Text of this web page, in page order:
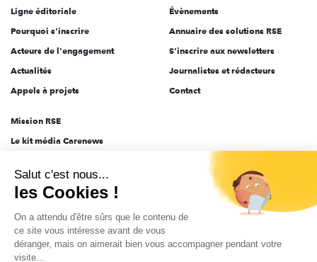
Ligne éditoriale
Pourquoi s'inscrire
Acteurs de l'engagement
Actualités
Appels à projets
Évènements
Annuaire des solutions RSE
S'inscrire aux newsletters
Journalistes et rédacteurs
Contact
Mission RSE
Le kit média Carenews
AEF info
Novethic
PRODURABLE
Inclusiv Day
Salut c'est nous...
les Cookies !
On a attendu d'être sûrs que le contenu de
ce site vous intéresse avant de vous
déranger, mais on aimerait bien vous accompagner pendant votre
visite...